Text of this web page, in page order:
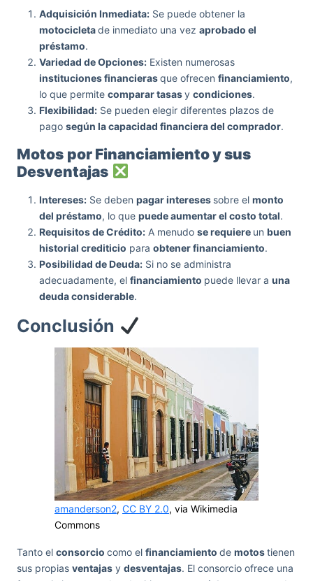
Adquisición Inmediata: Se puede obtener la
motocicletade inmediato una vez aprobado el
préstamo.
Variedad de Opciones: Existen numerosas
instituciones financierasque ofrecen financiamiento,
lo que permite comparar tasasy condiciones.
Flexibilidad: Se pueden elegir diferentes plazos de
pago según la capacidad financiera del comprador.
Motos por Financiamiento y sus
Desventajas
Intereses: Se deben pagar intereses sobre el monto
del préstamo, lo que puede aumentar el costo total.
Requisitos de Crédito: A menudo se requiere un buen
historial crediticio para obtener financiamiento.
Posibilidad de Deuda: Si no se administra
adecuadamente, el financiamiento puede llevar a una
deuda considerable.
Conclusión
amanderson2, CC BY 2.0, via Wikimedia
Commons
Tanto el consorcio como el financiamiento de motostienen
sus propias ventajas y desventajas. El consorcio ofrece una